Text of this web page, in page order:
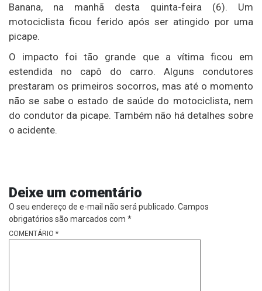
Banana, na manhã desta quinta-feira (6). Um
motociclista ficou ferido após ser atingido por uma
picape.
O impacto foi tão grande que a vítima ficou em
estendida no capô do carro. Alguns condutores
prestaram os primeiros socorros, mas até o momento
não se sabe o estado de saúde do motociclista, nem
do condutor da picape. Também não há detalhes sobre
o acidente.
Deixe um comentário
O seu endereço de e-mail não será publicado. Campos
obrigatórios são marcados com *
COMENTÁRIO *